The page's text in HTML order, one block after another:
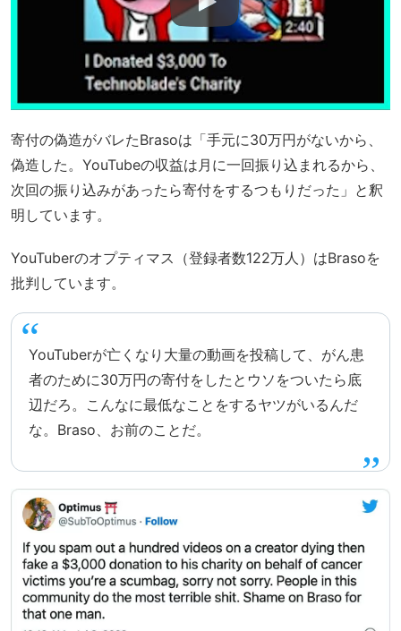
寄付の偽造がバレたBrasoは「手元に30万円がないから、
偽造した。YouTubeの収益は月に一回振り込まれるから、
次回の振り込みがあったら寄付をするつもりだった」と釈
明しています。
YouTuberのオプティマス（登録者数122万人）はBrasoを
批判しています。
YouTuberが亡くなり大量の動画を投稿して、がん患
者のために30万円の寄付をしたとウソをついたら底
辺だろ。こんなに最低なことをするヤツがいるんだ
な。Braso、お前のことだ。